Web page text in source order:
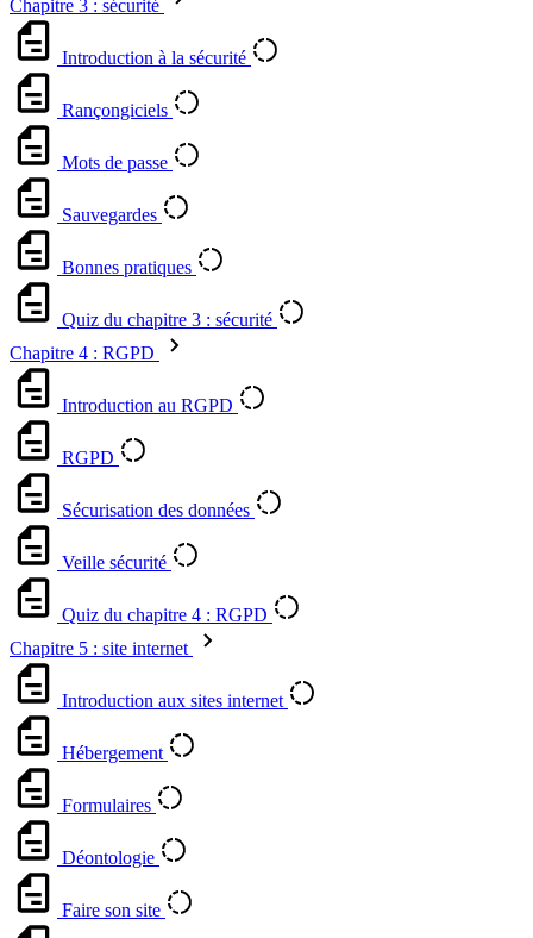
Chapitre 3 : sécurité
Introduction à la sécurité
Rançongiciels
Mots de passe
Sauvegardes
Bonnes pratiques
Quiz du chapitre 3 : sécurité
Chapitre 4 : RGPD
Introduction au RGPD
RGPD
Sécurisation des données
Veille sécurité
Quiz du chapitre 4 : RGPD
Chapitre 5 : site internet
Introduction aux sites internet
Hébergement
Formulaires
Déontologie
Faire son site